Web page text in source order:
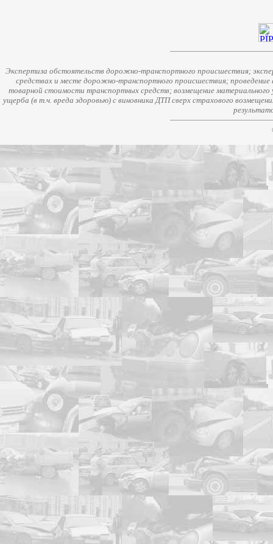
Экспертиза обстоятельств дорожно-транспортного происшествия;
средствах и месте дорожно-транспортного происшествия;
товарной стоимости транспортных средств; возмещение
ущерба (в т.ч. вреда здоровью) с виновника ДТП сверх страхового